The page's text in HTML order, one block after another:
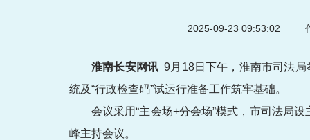
2025-09-23 09:53:02
淮南长安网讯 9月18日下午，淮南市司法局
统及“行政检查码”试运行准备工作筑牢基础。
会议采用“主会场+分会场”模式，市司法局
峰主持会议。